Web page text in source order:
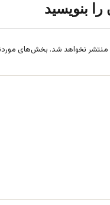
را بنویسید
منتشر نخواهد شد. بخش‌های